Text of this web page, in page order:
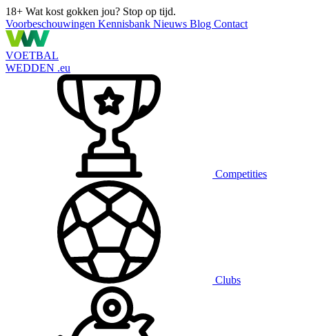
18+ Wat kost gokken jou? Stop op tijd.
Voorbeschouwingen Kennisbank Nieuws Blog Contact
VOETBAL
WEDDEN .eu
Competities
Clubs